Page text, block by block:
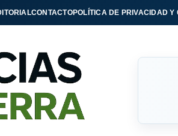
CONTACTOPOLÍTICA DE PRIVACIDAD Y